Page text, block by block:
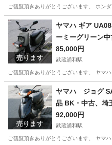
ご観覧頂きありがとうございます、 ホン
埼玉 さいたま市 武蔵浦和駅
売ります
ヤマハ ギア
ーミーグリーン
（落札者様手配の
85,000円
武蔵浦和駅
ご観覧頂きありがとうございます、 ヤマ
埼玉 さいたま市 武蔵浦和駅
売ります
ヤマハ ジョグ SA36J FI 実働 ４サイ
品 BK・中古、埼
92,000円
武蔵浦和駅
ご観覧頂きありがとうございます、 ヤマ